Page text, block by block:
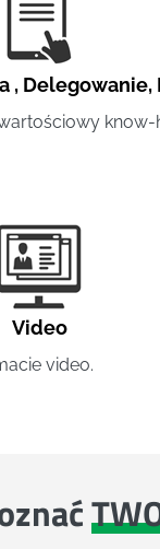
, Delegowanie,
know-
Video
video.